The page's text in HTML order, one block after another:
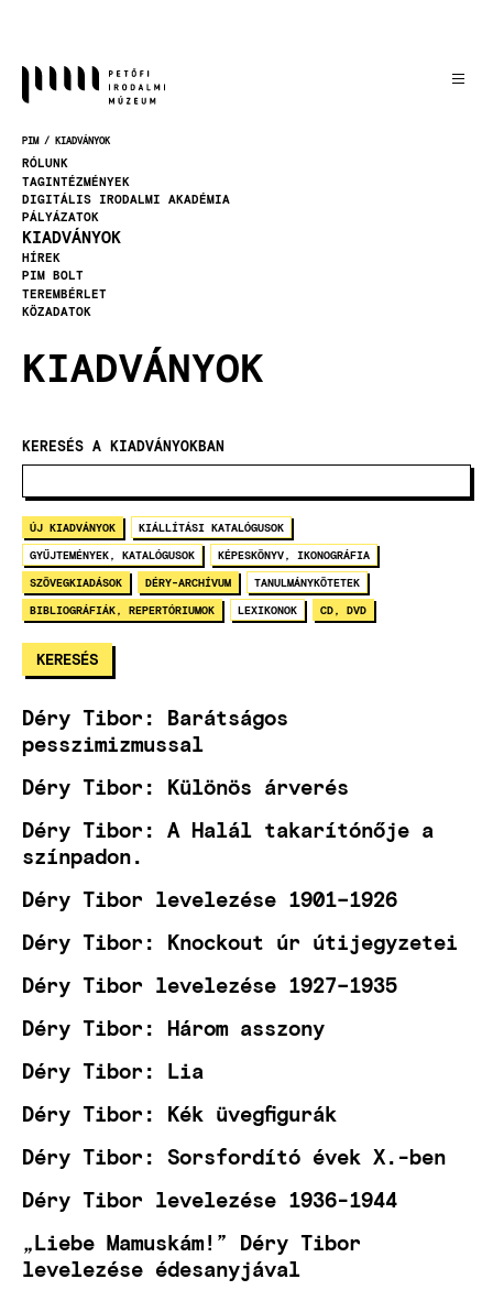
MORZSA
PIM KIADVÁNYOK
RÓLUNK
TAGINTÉZMÉNYEK
DIGITÁLIS IRODALMI AKADÉMIA
PÁLYÁZATOK
KIADVÁNYOK
HÍREK
PIM BOLT
TEREMBÉRLET
KÖZADATOK
KIADVÁNYOK
KERESÉS A KIADVÁNYOKBAN
ÚJ KIADVÁNYOK KIÁLLÍTÁSI KATALÓGUSOK
GYŰJTEMÉNYEK, KATALÓGUSOK KÉPESKÖNYV, IKONOGRÁFIA
SZÖVEGKIADÁSOK DÉRY-ARCHÍVUM TANULMÁNYKÖTETEK
BIBLIOGRÁFIÁK, REPERTÓRIUMOK LEXIKONOK CD, DVD
Déry Tibor: Barátságos
pesszimizmussal
Déry Tibor: Különös árverés
Déry Tibor: A Halál takarítónője a
színpadon.
Déry Tibor levelezése 1901–1926
Déry Tibor: Knockout úr útijegyzetei
Déry Tibor levelezése 1927–1935
Déry Tibor: Három asszony
Déry Tibor: Lia
Déry Tibor: Kék üvegfigurák
Déry Tibor: Sorsfordító évek X.-ben
Déry Tibor levelezése 1936-1944
„Liebe Mamuskám!” Déry Tibor
levelezése édesanyjával